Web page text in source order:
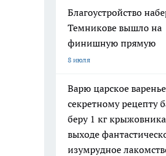
Благоустройство
Темникове вышло на
финишную прямую
8 июля
Варю царское
секретному рецепту
беру 1 кг
выходе
изумрудное